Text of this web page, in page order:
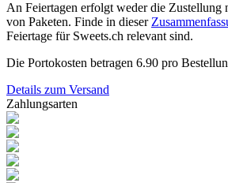
An Feiertagen erfolgt weder die Zustellung
von Paketen. Finde in dieser
Feiertage für Sweets.ch relevant sind.
Die Portokosten betragen 6.90 pro
Details zum Versand
Zahlungsarten